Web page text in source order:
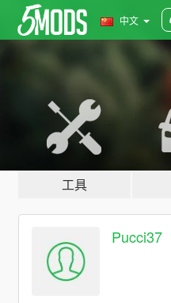
中文
工具
Pucci37